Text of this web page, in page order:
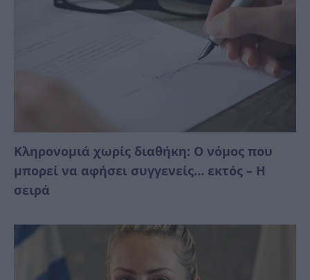
Κληρονομιά χωρίς διαθήκη: Ο νόμος που
μπορεί να αφήσει συγγενείς… εκτός – Η
σειρά